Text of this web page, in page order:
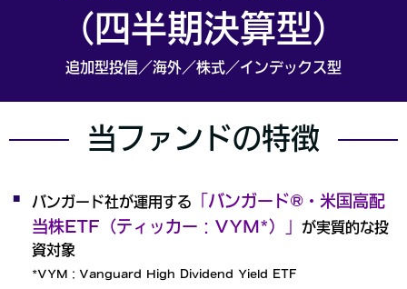
（四半期決算型）
追加型投信／海外／株式／インデックス型
当ファンドの特徴
バンガード社が運用する
「バンガード®・米国高配
当株ETF（ティッカー：VYM*）」 が実質的な投
資対象
*VYM：Vanguard High Dividend Yield ETF